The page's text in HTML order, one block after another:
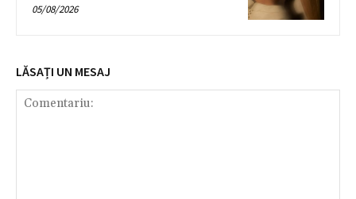
05/08/2026
LĂSAȚI UN MESAJ